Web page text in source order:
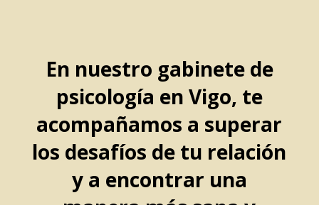
En nuestro gabinete de
psicología en Vigo, te
acompañamos a superar
los desafíos de tu relación
y a encontrar una